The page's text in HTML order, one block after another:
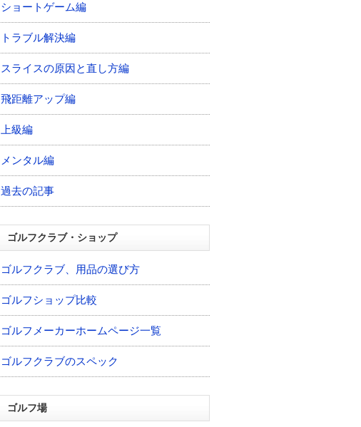
ショートゲーム編
トラブル解決編
スライスの原因と直し方編
飛距離アップ編
上級編
メンタル編
過去の記事
ゴルフクラブ・ショップ
ゴルフクラブ、用品の選び方
ゴルフショップ比較
ゴルフメーカーホームページ一覧
ゴルフクラブのスペック
ゴルフ場